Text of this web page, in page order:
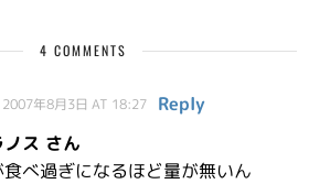
4 COMMENTS
2007年8月3日 AT 18:27
Reply
ノス さん
食べ過ぎになるほど量が無いん